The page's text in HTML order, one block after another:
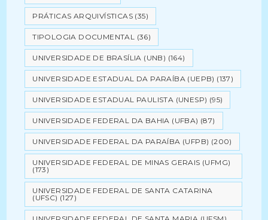
PRÁTICAS ARQUIVÍSTICAS (35)
TIPOLOGIA DOCUMENTAL (36)
UNIVERSIDADE DE BRASÍLIA (UNB) (164)
UNIVERSIDADE ESTADUAL DA PARAÍBA (UEPB) (137)
UNIVERSIDADE ESTADUAL PAULISTA (UNESP) (95)
UNIVERSIDADE FEDERAL DA BAHIA (UFBA) (87)
UNIVERSIDADE FEDERAL DA PARAÍBA (UFPB) (200)
UNIVERSIDADE FEDERAL DE MINAS GERAIS (UFMG)
(173)
UNIVERSIDADE FEDERAL DE SANTA CATARINA
(UFSC) (127)